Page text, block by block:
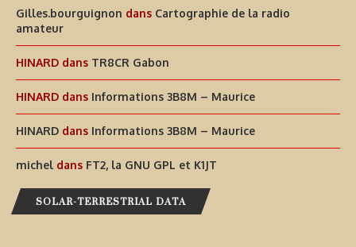
Gilles.bourguignon dans Cartographie de la radio
amateur
HINARD dans TR8CR Gabon
HINARD dans Informations 3B8M – Maurice
HINARD dans Informations 3B8M – Maurice
michel dans FT2, la GNU GPL et K1JT
SOLAR-TERRESTRIAL DATA